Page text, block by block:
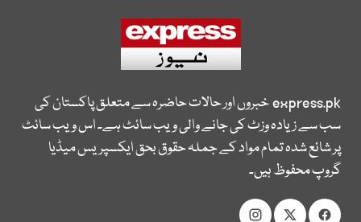
express.pkخبروں اور حالات حاضرہ سے متعلق پاکستان کی
سب سے زیادہ وزٹ کی جانے والی ویب سائٹ ہے۔ اس ویب سائٹ
پر شائع شدہ تمام مواد کے جملہ حقوق بحق ایکسپریس میڈیا
گروپ محفوظ ہیں۔